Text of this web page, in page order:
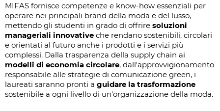
MIFAS fornisce competenze e know-how essenziali per
operare nei principali brand della moda e del lusso,
mettendo gli studenti in grado di offrire soluzioni
manageriali innovative che rendano sostenibili, circolari
e orientati al futuro anche i prodotti e i servizi più
complessi. Dalla trasparenza della supply chain ai
modelli di economia circolare, dall'approvvigionamento
responsabile alle strategie di comunicazione green, i
laureati saranno pronti a guidare la trasformazione
sostenibile a ogni livello di un'organizzazione della moda.